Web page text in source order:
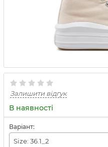
Залишити відгук
В наявності
Варіант:
Size: 36.1_2